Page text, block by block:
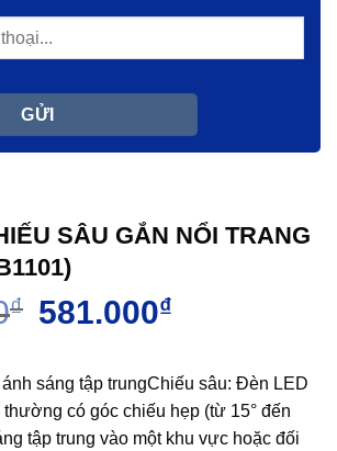
SÂU GẮN NỔI TRANG
₫ Giá
1.011.000₫.
581.000₫
là:
581.000₫.
sáng tập trungChiếu sâu: Đèn LED
có góc chiếu hẹp (từ 15° đến
tập trung vào một khu vực hoặc đối